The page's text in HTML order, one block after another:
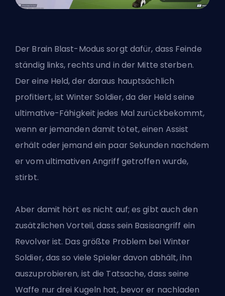
Der Brain Blast-Modus sorgt dafür, dass Feinde
ständig links, rechts und in der Mitte sterben.
Der eine Held, der daraus hauptsächlich
profitiert, ist Winter Soldier, da der Held seine
ultimative-Fähigkeit jedes Mal zurückbekommt,
wenn er jemanden damit tötet, einen Assist
erhält oder jemand ein paar Sekunden nachdem
er vom ultimativen Angriff getroffen wurde,
stirbt.
Aber damit hört es nicht auf; es gibt auch den
zusätzlichen Vorteil, dass sein Basisangriff ein
Revolver ist. Das größte Problem bei Winter
Soldier, das so viele Spieler davon abhält, ihn
auszuprobieren, ist die Tatsache, dass seine
Waffe nur drei Kugeln hat, bevor er nachladen